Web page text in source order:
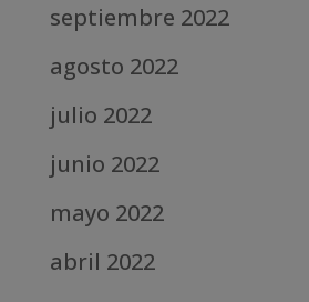
septiembre 2022
agosto 2022
julio 2022
junio 2022
mayo 2022
abril 2022